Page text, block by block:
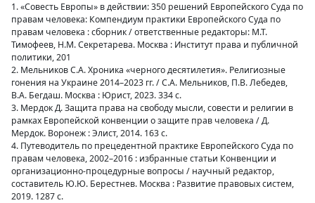
1. «Совесть Европы» в действии: 350 решений Европейского Суда по
правам человека: Компендиум практики Европейского Суда по
правам человека : сборник / ответственные редакторы: М.Т.
Тимофеев, Н.М. Секретарева. Москва : Институт права и публичной
политики, 201
2. Мельников С.А. Хроника «черного десятилетия». Религиозные
гонения на Украине 2014–2023 гг. / С.А. Мельников, П.В. Лебедев,
В.А. Бегдаш. Москва : Юрист, 2023. 334 с.
3. Мердок Д. Защита права на свободу мысли, совести и религии в
рамках Европейской конвенции о защите прав человека / Д.
Мердок. Воронеж : Элист, 2014. 163 с.
4. Путеводитель по прецедентной практике Европейского Суда по
правам человека, 2002–2016 : избранные статьи Конвенции и
организационно-процедурные вопросы / научный редактор,
составитель Ю.Ю. Берестнев. Москва : Развитие правовых систем,
2019. 1287 с.